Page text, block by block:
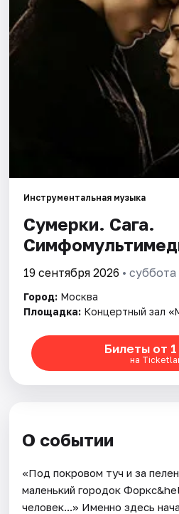
Спорт
События
Инструментальная музыка
Сумерки. Сага.
19 сентября 2026 • суббота
Город: Москва
Площадка: Концертный зал
Билеты от
на
О событии
«Под покровом туч и за
маленький городок
человек...» Именно здесь